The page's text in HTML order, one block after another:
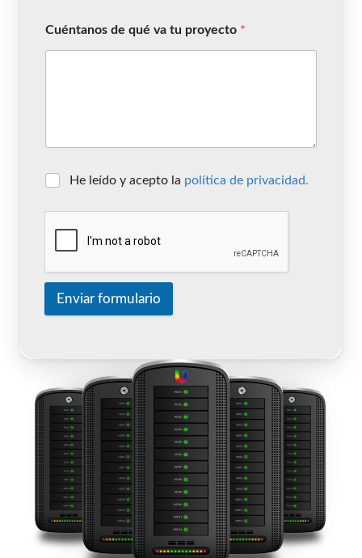
Cuéntanos de qué va tu proyecto *
He leído y acepto la política de privacidad.
Enviar formulario